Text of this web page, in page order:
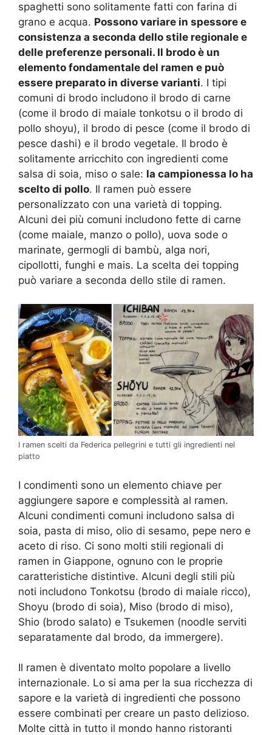
spaghetti sono solitamente fatti con farina di
grano e acqua. Possono variare in spessore e
consistenza a seconda dello stile regionale e
delle preferenze personali. Il brodo è un
elemento fondamentale del ramen e può
essere preparato in diverse varianti. I tipi
comuni di brodo includono il brodo di carne
(come il brodo di maiale tonkotsu o il brodo di
pollo shoyu), il brodo di pesce (come il brodo di
pesce dashi) e il brodo vegetale. Il brodo è
solitamente arricchito con ingredienti come
salsa di soia, miso o sale: la campionessa lo ha
scelto di pollo. Il ramen può essere
personalizzato con una varietà di topping.
Alcuni dei più comuni includono fette di carne
(come maiale, manzo o pollo), uova sode o
marinate, germogli di bambù, alga nori,
cipollotti, funghi e mais. La scelta dei topping
può variare a seconda dello stile di ramen.
I ramen scelti da Federica pellegrini e tutti gli ingredienti nel
piatto
I condimenti sono un elemento chiave per
aggiungere sapore e complessità al ramen.
Alcuni condimenti comuni includono salsa di
soia, pasta di miso, olio di sesamo, pepe nero e
aceto di riso. Ci sono molti stili regionali di
ramen in Giappone, ognuno con le proprie
caratteristiche distintive. Alcuni degli stili più
noti includono Tonkotsu (brodo di maiale ricco),
Shoyu (brodo di soia), Miso (brodo di miso),
Shio (brodo salato) e Tsukemen (noodle serviti
separatamente dal brodo, da immergere).
Il ramen è diventato molto popolare a livello
internazionale. Lo si ama per la sua ricchezza di
sapore e la varietà di ingredienti che possono
essere combinati per creare un pasto delizioso.
Molte città in tutto il mondo hanno ristoranti